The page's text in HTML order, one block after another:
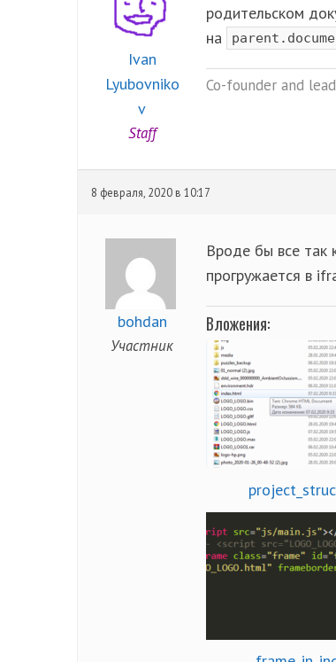
Ivan
Lyubovniko
v
Staff
родительском
на
Co-founder and
8 февраля, 2020 в 10:17
bohdan
Участник
Вроде бы все так
прогружается в
Вложения: